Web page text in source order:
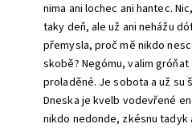
nima ani lochec ani hantec.
taky deň, ale už ani nehážu
přemysla, proč mě nikdo
skobě? Negómu, valim
proladěné. Je sobota auž su
Dneska je kvelb vodevřené
nikdo nedonde, zkésnu tadyk